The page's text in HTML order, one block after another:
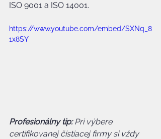
ISO 9001 a ISO 14001.
https://www.youtube.com/embed/SXNq_8
1x8SY
Profesionálny tip: Pri výbere
certifikovanej čistiacej firmy si vždy